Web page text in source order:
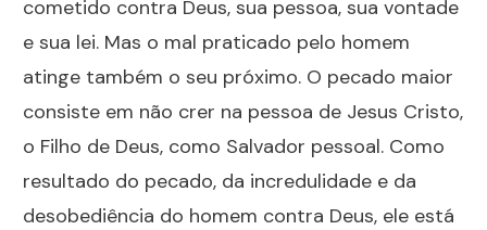
cometido contra Deus, sua pessoa, sua vontade
e sua lei. Mas o mal praticado pelo homem
atinge também o seu próximo. O pecado maior
consiste em não crer na pessoa de Jesus Cristo,
o Filho de Deus, como Salvador pessoal. Como
resultado do pecado, da incredulidade e da
desobediência do homem contra Deus, ele está